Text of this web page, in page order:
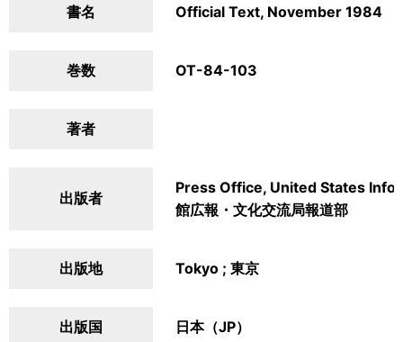
書名 Official Text, November 1984
巻数 OT-84-103
著者
出版者
Press Office, United States
館広報・文化交流局報道部
出版地 Tokyo ; 東京
出版国 日本（JP）